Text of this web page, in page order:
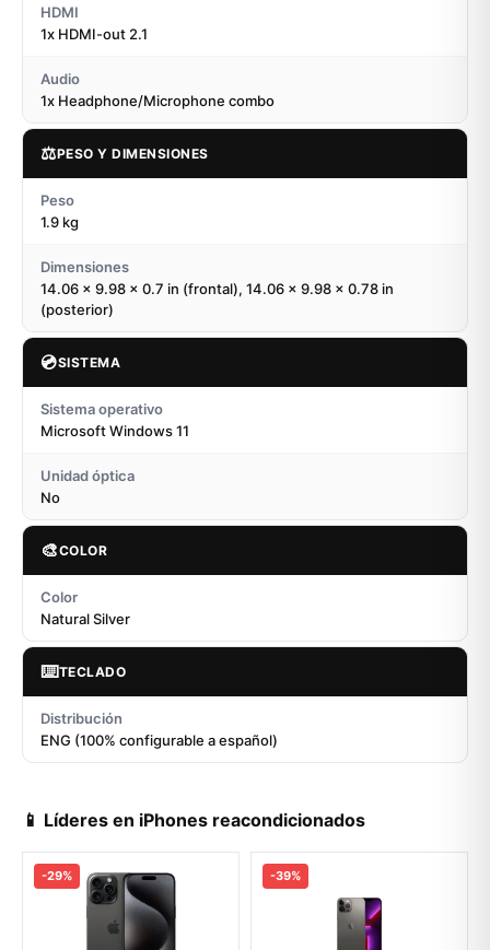
HDMI
1x HDMI-out 2.1
Audio
1x Headphone/Microphone combo
⚖️PESO Y DIMENSIONES
Peso
1.9 kg
Dimensiones
14.06 x 9.98 x 0.7 in (frontal), 14.06 x 9.98 x 0.78 in
(posterior)
💿SISTEMA
Sistema operativo
Microsoft Windows 11
Unidad óptica
No
🎨COLOR
Color
Natural Silver
⌨️TECLADO
Distribución
ENG (100% configurable a español)
📱 Líderes en iPhones reacondicionados
-29% -39%